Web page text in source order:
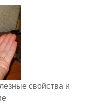
свойства и